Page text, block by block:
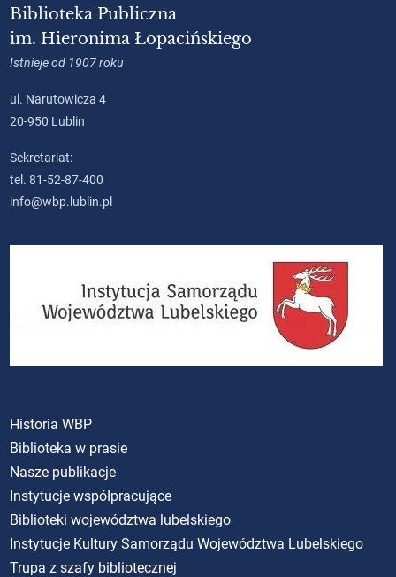
Biblioteka Publiczna
im. Hieronima Łopacińskiego
Istnieje od 1907 roku
ul. Narutowicza 4
20-950 Lublin
Sekretariat:
tel. 81-52-87-400
info@wbp.lublin.pl
Historia WBP
Biblioteka w prasie
Nasze publikacje
Instytucje współpracujące
Biblioteki województwa lubelskiego
Instytucje Kultury Samorządu Województwa Lubelskiego
Trupa z szafy bibliotecznej